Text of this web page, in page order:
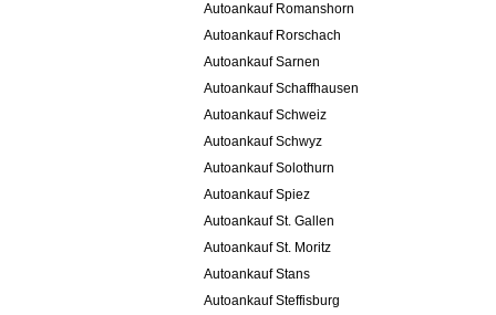
Autoankauf Romanshorn
Autoankauf Rorschach
Autoankauf Sarnen
Autoankauf Schaffhausen
Autoankauf Schweiz
Autoankauf Schwyz
Autoankauf Solothurn
Autoankauf Spiez
Autoankauf St. Gallen
Autoankauf St. Moritz
Autoankauf Stans
Autoankauf Steffisburg